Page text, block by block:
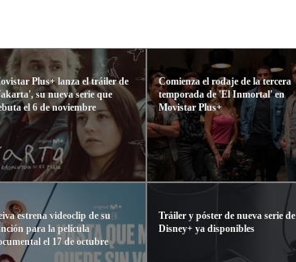
Plus+ lanza el tráiler de
su nueva serie que
el 6 de noviembre
estrena videoclip de su
para la película
el 17 de octubre
Comienza el rodaje de la tercera
temporada de 'El Inmortal' en
Movistar Plus+
Tráiler y póster de nueva serie de
Disney+ ya disponibles